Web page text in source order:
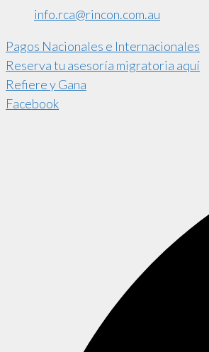
info.rca@rincon.com.au
Pagos Nacionales e Internacionales
Reserva tu asesoría migratoria aquí
Refiere y Gana
Facebook